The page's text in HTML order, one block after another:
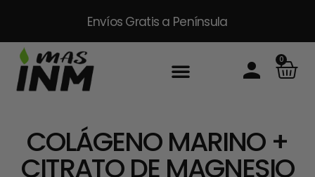
Envíos Gratis a Península
0
COLÁGENO MARINO +
CITRATO DE MAGNESIO